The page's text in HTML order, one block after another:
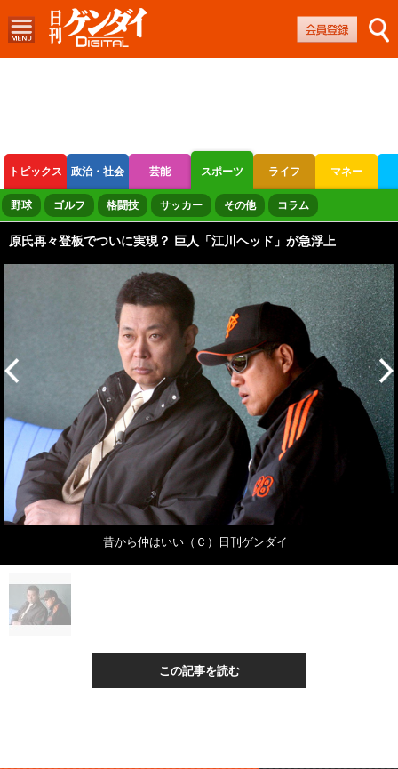
トピックス 政治・社会 芸能 スポーツ ライフ マネー
ボートレース 競輪 オートレース
野球 ゴルフ 格闘技 サッカー その他 コラム
原氏再々登板でついに実現？ 巨人「江川ヘッド」が急浮上
昔から仲はいい（Ｃ）日刊ゲンダイ
この記事を読む